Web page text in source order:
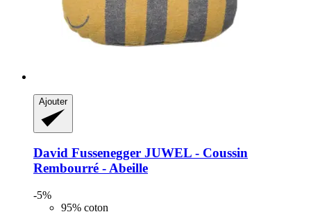
Ajouter
David Fussenegger JUWEL -​ Coussin
Rembourré -​ Abeille
-5%
95% coton